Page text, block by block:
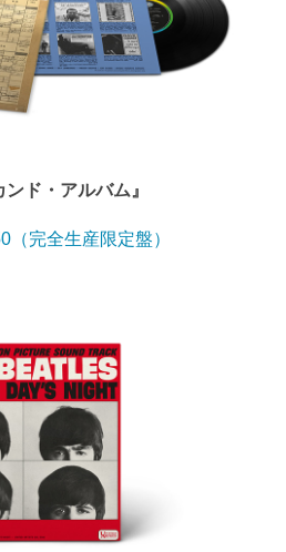
ド・アルバム』
（完全生産限定盤）